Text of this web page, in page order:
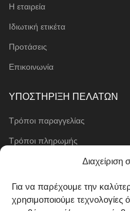
Διαχείριση
Για να παρέχουμε την
χρησιμοποιούμε
Η εταιρεία
Ιδιωτική ετικέτα
Προτάσεις
Επικοινωνία
ΥΠΟΣΤΗΡΙΞΗ ΠΕΛΑΤΩΝ
Τρόποι παραγγελίας
Τρόποι πληρωμής
Μέθοδοι αποστολής
Όροι χρήσης